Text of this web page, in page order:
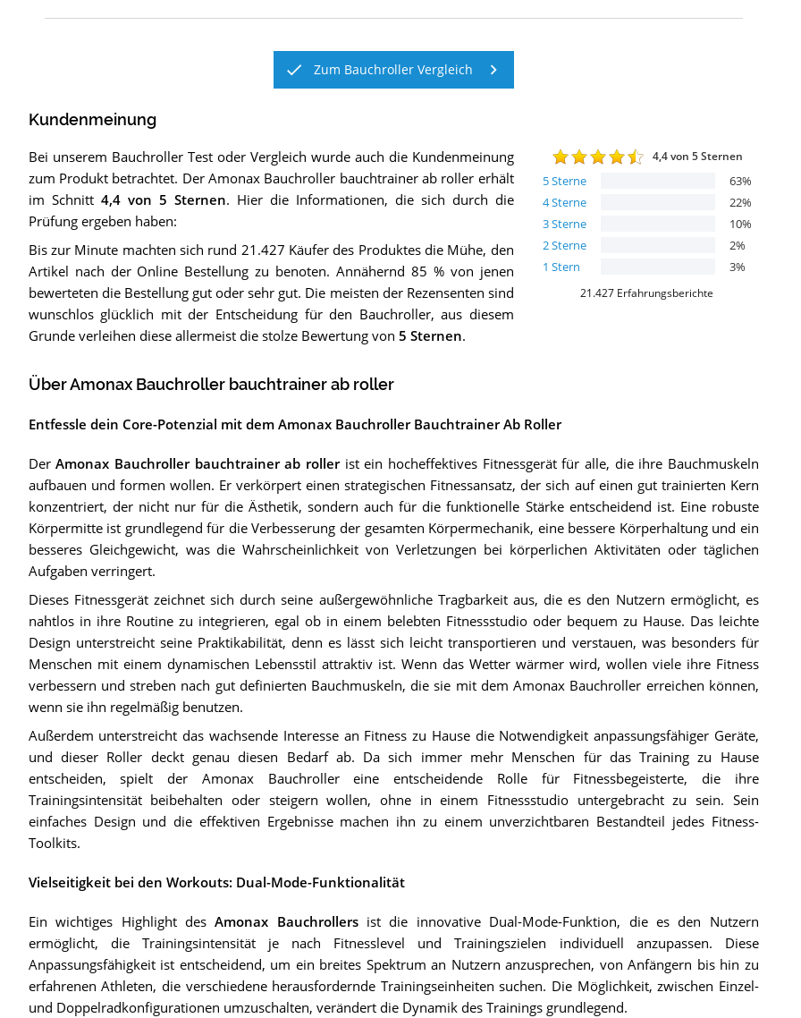
Zum Bauchroller Vergleich
Kundenmeinung
4,4von 5 Sternen
5Sterne 63%
4Sterne 22%
3Sterne 10%
2Sterne 2%
1 Stern 3%
21.427 Erfahrungsberichte
Bei unserem BauchrollerTest oder Vergleich wurde auch die Kundenmeinung
zum Produkt betrachtet. Der Amonax Bauchroller bauchtrainer ab roller erhält
im Schnitt 4,4von 5 Sternen. Hier die Informationen, die sich durch die
Prüfung ergeben haben:
Bis zur Minute machten sich rund 21.427 Käufer des Produktes die Mühe, den
Artikel nach der Online Bestellung zu benoten. Annähernd 85 % von jenen
bewerteten die Bestellung gut oder sehr gut. Die meisten der Rezensenten sind
wunschlos glücklich mit der Entscheidung für den Bauchroller, aus diesem
Grunde verleihen diese allermeist die stolze Bewertung von 5 Sternen.
Über Amonax Bauchroller bauchtrainer ab roller
Entfessle dein Core-Potenzial mit dem Amonax Bauchroller Bauchtrainer Ab Roller
DerAmonax Bauchroller bauchtrainer ab rollerist ein hocheffektives Fitnessgerät für alle, die ihre Bauchmuskeln
aufbauen und formen wollen. Er verkörpert einen strategischen Fitnessansatz, der sich auf einen gut trainierten Kern
konzentriert, der nicht nur für die Ästhetik, sondern auch für die funktionelle Stärke entscheidend ist. Eine robuste
Körpermitte ist grundlegend für die Verbesserung der gesamten Körpermechanik, eine bessere Körperhaltung und ein
besseres Gleichgewicht, was die Wahrscheinlichkeit von Verletzungen bei körperlichen Aktivitäten oder täglichen
Aufgaben verringert.
Dieses Fitnessgerät zeichnet sich durch seine außergewöhnliche Tragbarkeit aus, die es den Nutzern ermöglicht, es
nahtlos in ihre Routine zu integrieren, egal ob in einem belebten Fitnessstudio oder bequem zu Hause. Das leichte
Design unterstreicht seine Praktikabilität, denn es lässt sich leicht transportieren und verstauen, was besonders für
Menschen mit einem dynamischen Lebensstil attraktiv ist. Wenn das Wetter wärmer wird, wollen viele ihre Fitness
verbessern und streben nach gut definierten Bauchmuskeln, die sie mit dem Amonax Bauchroller erreichen können,
wenn sie ihn regelmäßig benutzen.
Außerdem unterstreicht das wachsende Interesse an Fitness zu Hause die Notwendigkeit anpassungsfähiger Geräte,
und dieser Roller deckt genau diesen Bedarf ab. Da sich immer mehr Menschen für das Training zu Hause
entscheiden, spielt der Amonax Bauchroller eine entscheidende Rolle für Fitnessbegeisterte, die ihre
Trainingsintensität beibehalten oder steigern wollen, ohne in einem Fitnessstudio untergebracht zu sein. Sein
einfaches Design und die effektiven Ergebnisse machen ihn zu einem unverzichtbaren Bestandteil jedes Fitness-
Toolkits.
Vielseitigkeit bei den Workouts: Dual-Mode-Funktionalität
Ein wichtiges Highlight desAmonax Bauchrollersist die innovative Dual-Mode-Funktion, die es den Nutzern
ermöglicht, die Trainingsintensität je nach Fitnesslevel und Trainingszielen individuell anzupassen. Diese
Anpassungsfähigkeit ist entscheidend, um ein breites Spektrum an Nutzern anzusprechen, von Anfängern bis hin zu
erfahrenen Athleten, die verschiedene herausfordernde Trainingseinheiten suchen. Die Möglichkeit, zwischen Einzel-
und Doppelradkonfigurationen umzuschalten, verändert die Dynamik des Trainings grundlegend.